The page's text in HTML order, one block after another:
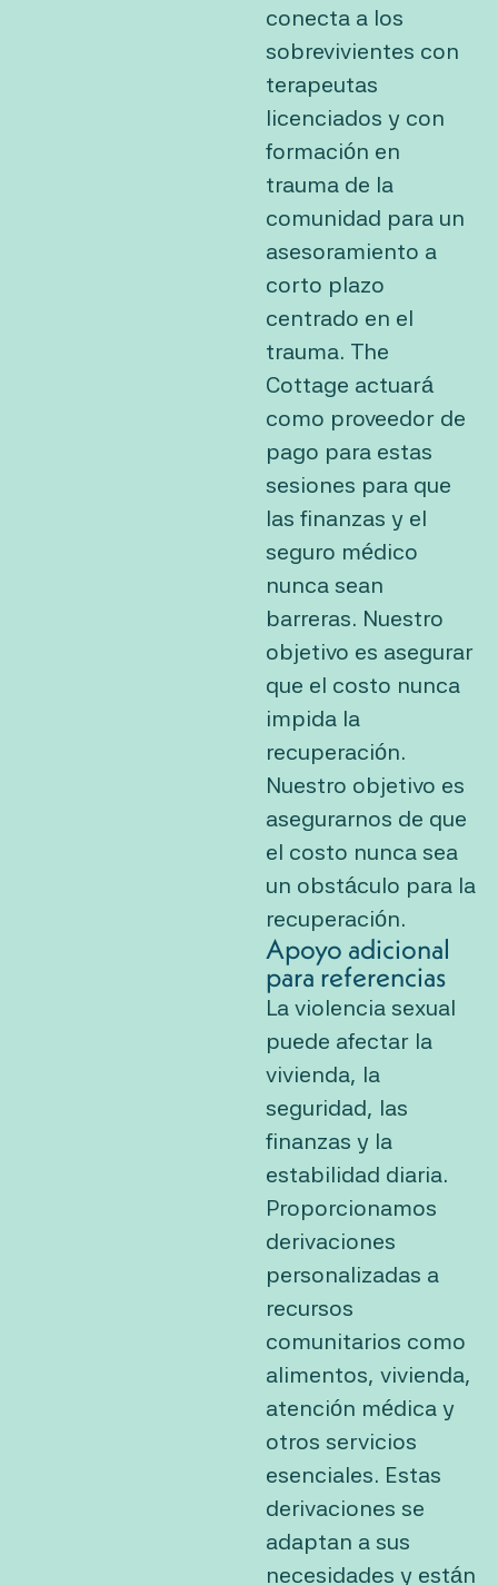
conecta a los
sobrevivientes con
terapeutas
licenciados y con
formación en
trauma de la
comunidad para un
asesoramiento a
corto plazo
centrado en el
trauma. The
Cottage actuará
como proveedor de
pago para estas
sesiones para que
las finanzas y el
seguro médico
nunca sean
barreras. Nuestro
objetivo es asegurar
que el costo nunca
impida la
recuperación.
Nuestro objetivo es
asegurarnos de que
el costo nunca sea
un obstáculo para la
recuperación.
Apoyo adicional
para referencias
La violencia sexual
puede afectar la
vivienda, la
seguridad, las
finanzas y la
estabilidad diaria.
Proporcionamos
derivaciones
personalizadas a
recursos
comunitarios como
alimentos, vivienda,
atención médica y
otros servicios
esenciales. Estas
derivaciones se
adaptan a sus
necesidades y están